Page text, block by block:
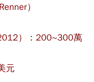
）
）：200~300萬
元